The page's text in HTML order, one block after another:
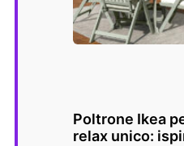
Poltrone Ikea
relax unico: